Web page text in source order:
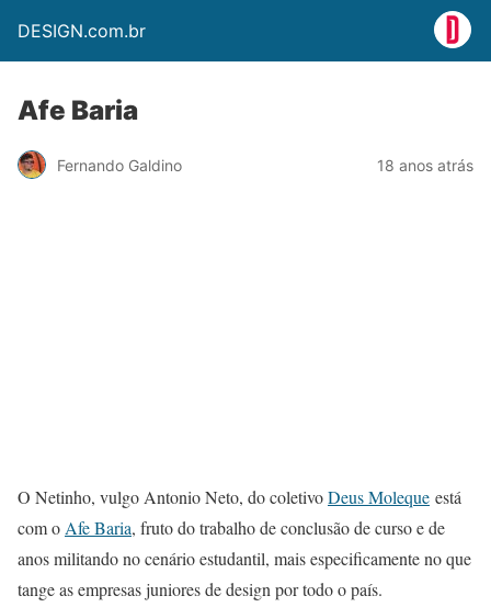
DESIGN.com.br
Afe Baria
Fernando Galdino 18 anos atrás
O Netinho, vulgo Antonio Neto, do coletivoDeus Moleque está
com o Afe Baria, fruto do trabalho de conclusão de curso e de
anos militando no cenário estudantil, mais especificamente no que
tange as empresas juniores de design por todo o país.